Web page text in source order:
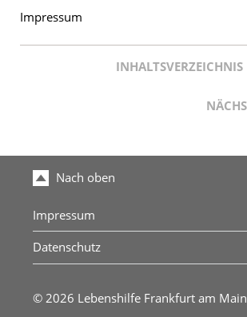
Impressum
INHALTSVERZEICHNIS
Nach oben
Impressum
Datenschutz
© 2026 Lebenshilfe Frankfurt am Main